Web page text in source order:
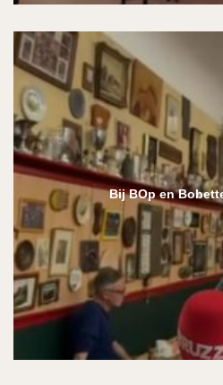
Bij BOp en